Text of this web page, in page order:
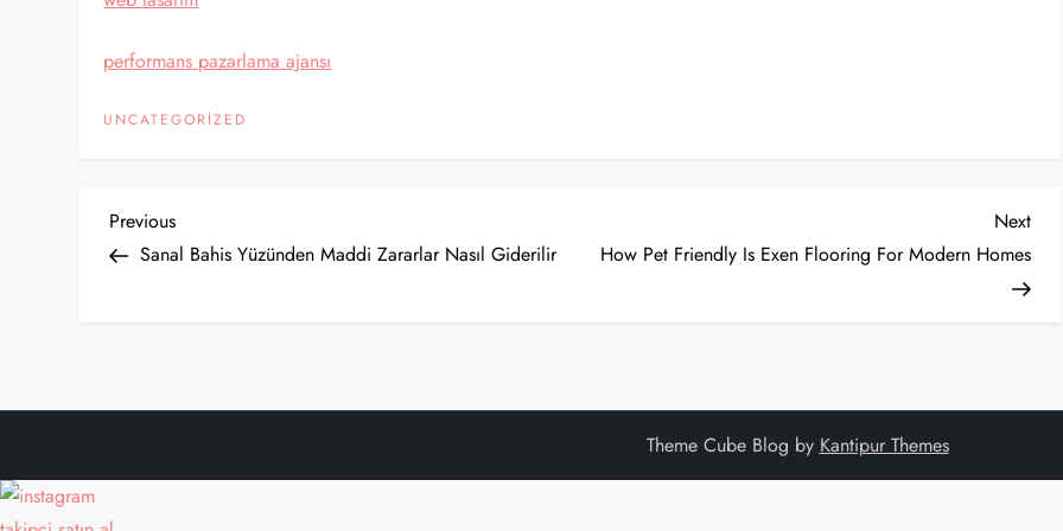
performans pazarlama ajansı
UNCATEGORIZED
Y
ı
e
Previous
Post
Previous
Sanal Bahis Yüzünden Maddi Zararlar Nasıl Giderilir
Post
Next
How Pet Friendly Is Exen Flooring For Modern Homes
Theme Cube Blog by Kantipur Themes